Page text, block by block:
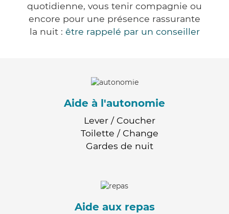
quotidienne, vous tenir compagnie ou
encore pour une présence rassurante
la nuit : être rappelé par un conseiller
Aide à l'autonomie
Lever / Coucher
Toilette / Change
Gardes de nuit
Aide aux repas